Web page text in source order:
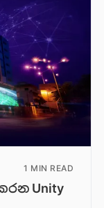
1 MIN READ
Unity